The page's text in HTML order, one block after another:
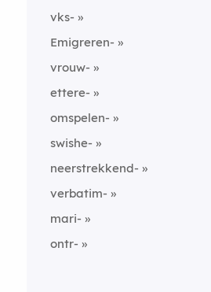
vks-
Emigreren-
vrouw-
ettere-
omspelen-
swishe-
neerstrekkend-
verbatim-
mari-
ontr-